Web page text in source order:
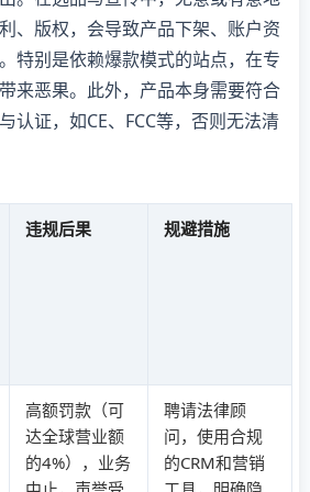
、版权，会导致产品下架、账户资
特别是依赖爆款模式的站点，在专
来恶果。此外，产品本身需要符合
认证，如CE、FCC等，否则无法清
违规后果 规避措施
高额罚款（可
达全球营业额
的4%），业务
聘请法律顾
问，使用合规
的CRM和营销